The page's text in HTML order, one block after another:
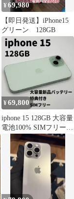
¥69,980
【即日発送】iPhone15
グリーン 128GB
¥69,800
iphone 15 128GB 大容量
電池100% SIMフリー
完動品 緑